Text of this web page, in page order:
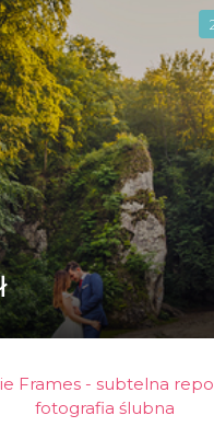
Frames - subtelna
fotografia ślubna